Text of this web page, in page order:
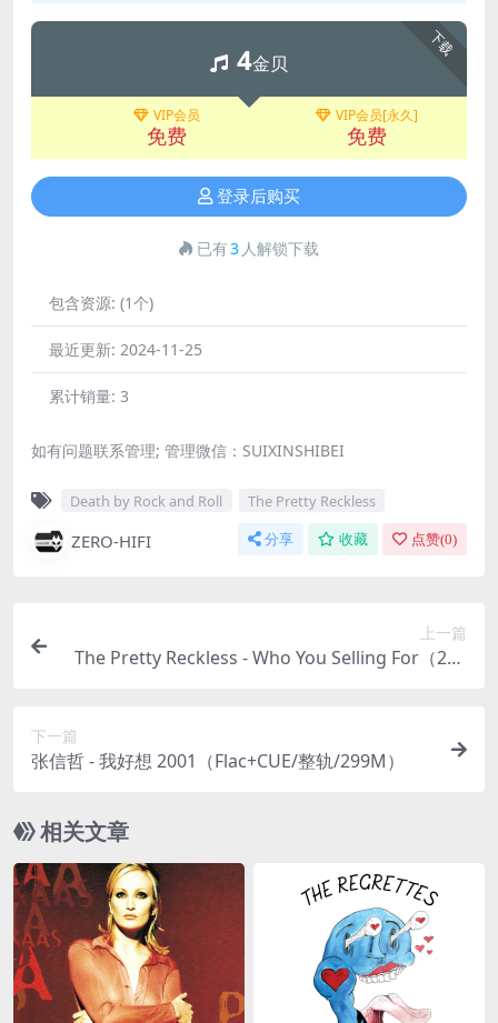
下载
4金贝
VIP会员
免费
VIP会员[永久]
免费
登录后购买
已有3 人解锁下载
包含资源: (1个)
最近更新: 2024-11-25
累计销量: 3
如有问题联系管理; 管理微信：SUIXINSHIBEI
Death by Rock and Roll The Pretty Reckless
ZERO-HIFI 分享 收藏 点赞(0)
上一篇
The Pretty Reckless - Who You Selling For（201
下一篇
张信哲 - 我好想 2001（Flac+CUE/整轨/299M）
相关文章